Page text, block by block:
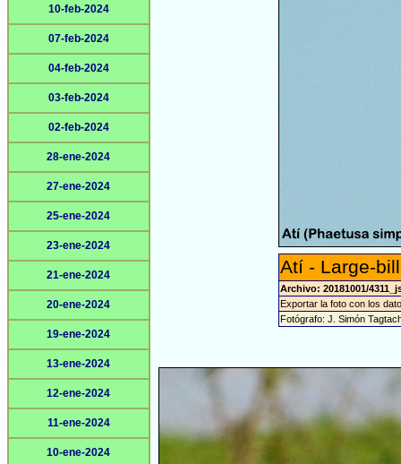
10-feb-2024
07-feb-2024
04-feb-2024
03-feb-2024
02-feb-2024
28-ene-2024
27-ene-2024
25-ene-2024
23-ene-2024
21-ene-2024
20-ene-2024
19-ene-2024
13-ene-2024
12-ene-2024
11-ene-2024
10-ene-2024
Atí - Large-
Archivo: 20181001/
Exportar la foto con los
Fotógrafo: J. Simón